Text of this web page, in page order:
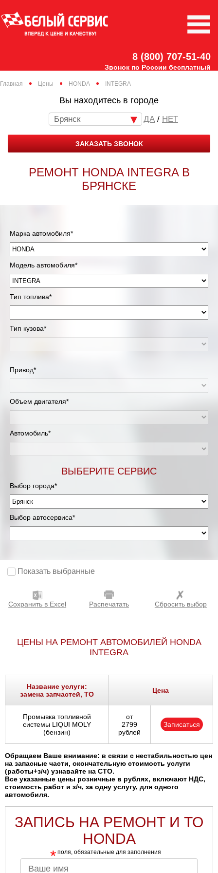
8 (800) 707-51-40
Звонок по России бесплатный
Главная Цены HONDA INTEGRA
Вы находитесь в городе
Брянск / НЕТ
ЗАКАЗАТЬ ЗВОНОК
РЕМОНТ HONDA INTEGRA В
БРЯНСКЕ
Марка автомобиля*
Модель автомобиля*
Тип топлива*
Тип кузова*
Привод*
Объем двигателя*
Автомобиль*
ВЫБЕРИТЕ СЕРВИС
Выбор города*
Выбор автосервиса*
Показать выбранные
Сохранить в Excel Распечатать Сбросить выбор
ЦЕНЫ НА РЕМОНТ АВТОМОБИЛЕЙ HONDA
INTEGRA
Название услуги:
замена запчастей, ТО
Цена
Промывка топливной
системы LIQUI MOLY
(бензин)
от
2799
рублей
Записаться
Обращаем Ваше внимание: в связи с нестабильностью цен
на запасные части, окончательную стоимость услуги
(работы+з/ч) узнавайте на СТО.
Все указанные цены розничные в рублях, включают НДС,
стоимость работ и з/ч, за одну услугу, для одного
автомобиля.
ЗАПИСЬ НА РЕМОНТ И ТО
HONDA
* поля, обязательные для заполнения